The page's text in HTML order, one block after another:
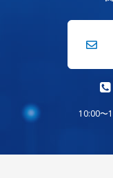
10:00〜